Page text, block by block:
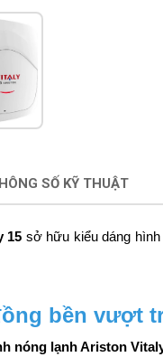
SỐ KỸ THUẬT
15 sở hữu kiểu dáng
bền vượt
nóng lạnh Ariston